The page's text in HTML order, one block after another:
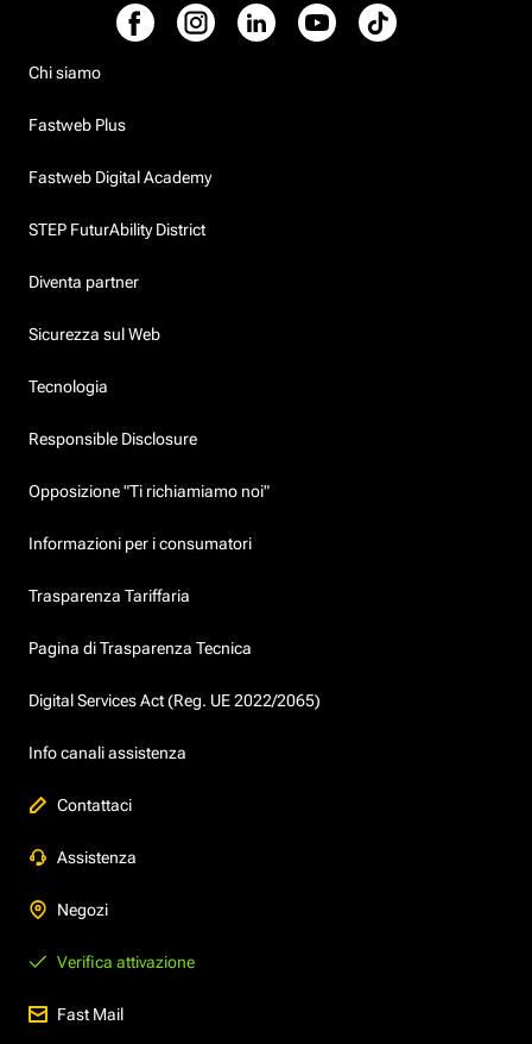
Chi siamo
Fastweb Plus
Fastweb Digital Academy
STEP FuturAbility District
Diventa partner
Sicurezza sul Web
Tecnologia
Responsible Disclosure
Opposizione "Ti richiamiamo noi"
Informazioni per i consumatori
Trasparenza Tariffaria
Pagina di Trasparenza Tecnica
Digital Services Act (Reg. UE 2022/2065)
Info canali assistenza
Contattaci
Assistenza
Negozi
Verifica attivazione
Fast Mail